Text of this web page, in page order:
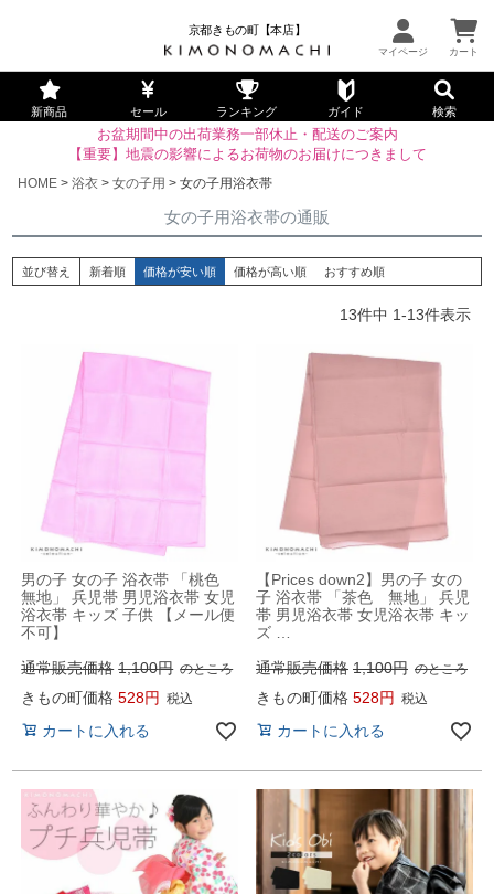
京都きもの町【本店】
新商品 セール ランキング ガイド 検索
お盆期間中の出荷業務一部休止・配送のご案内
【重要】地震の影響によるお荷物のお届けにつきまして
HOME
浴衣 女の子用 女の子用浴衣帯
女の子用浴衣帯の通販
並び替え 新着順 価格が安い順 価格が高い順 おすすめ順
13件中 1-13件表示
男の子 女の子 浴衣帯 「桃色
無地」 兵児帯 男児浴衣帯 女児
浴衣帯 キッズ 子供 【メール便
不可】
通常販売価格 1,100 のところ
きもの町価格 528 税込
カートに入れる
【Prices down2】男の子 女の
子 浴衣帯 「茶色 無地」 兵児
帯 男児浴衣帯 女児浴衣帯 キッ
ズ …
通常販売価格 1,100 のところ
きもの町価格 528 税込
カートに入れる